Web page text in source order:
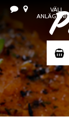
VÄLJ